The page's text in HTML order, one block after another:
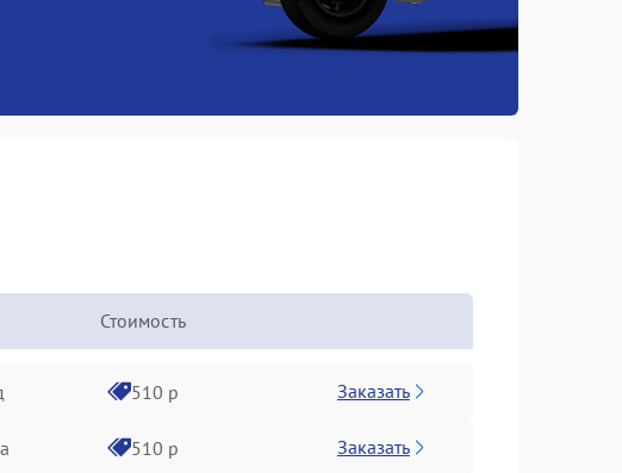
Стоимость
510 р Заказать
510 р Заказать